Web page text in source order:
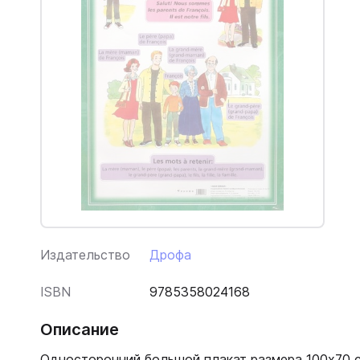
Издательство Дрофа
ISBN 9785358024168
Описание